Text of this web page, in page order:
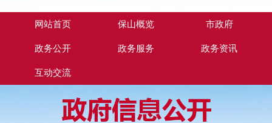
网站首页 保山概览 市政府
政务公开 政务服务 政务资讯
互动交流